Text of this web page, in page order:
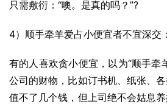
只需敷衍：“噢。是真的吗？”?
4）顺手牵羊爱占小便宜者不宜深交：
有的人喜欢贪小便宜，以为“顺手牵
公司的财物，比如订书机、纸张、
值不了几个钱，但上司绝不会姑息